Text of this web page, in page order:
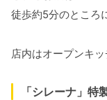
徒歩約5分のところ
店内はオープンキ
「シレーナ」特